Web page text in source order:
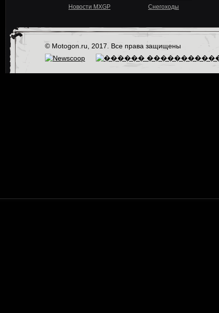
Новости MXGP
Снегоходы
© Motogon.ru, 2017. Все права защищены